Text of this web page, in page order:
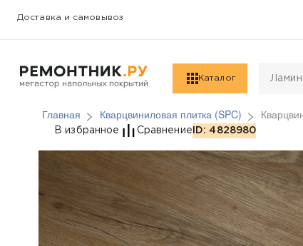
Доставка и самовывоз
Каталог
Главная Кварцвиниловая плитка (SPC)
Кварцвиниловая
В избранное Сравнение ID: 4828980